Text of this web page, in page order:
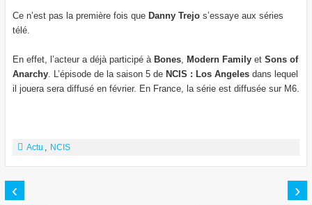
Ce n’est pas la première fois que Danny Trejos’essaye aux séries
télé.
En effet, l’acteur a déjà participé à Bones, Modern Familyet Sons of
Anarchy. L’épisode de la saison 5 de NCIS : Los Angelesdans lequel
il jouera sera diffusé en février. En France, la série est diffusée sur M6.
Actu , NCIS
‹ ›